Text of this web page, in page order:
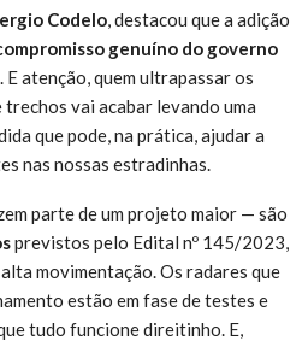
Codelo, destacou que a adição
genuíno do governo
atenção, quem ultrapassar os
vai acabar levando uma
que pode, na prática, ajudar a
nas nossas estradinhas.
parte de um projeto maior — são
previstos pelo Edital nº 145/2023,
movimentação. Os radares que
estão em fase de testes e
tudo funcione direitinho. E,